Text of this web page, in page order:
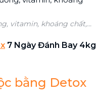
vitamin, khoáng chất,...
7 Ngày Đánh Bay 4kg
bằng Detox